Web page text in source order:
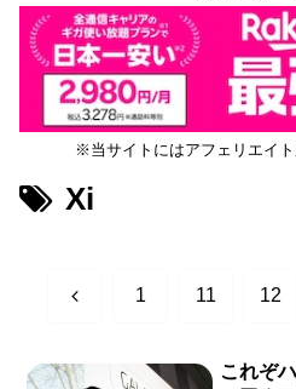
※当サイトにはアフェリエイト
Xi
前 1 11 12
これぞ